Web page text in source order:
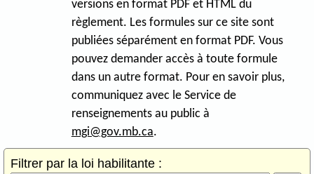
versions en format PDF et HTML du
règlement. Les formules sur ce site sont
publiées séparément en format PDF. Vous
pouvez demander accès à toute formule
dans un autre format. Pour en savoir plus,
communiquez avec le Service de
renseignements au public à
mgi@gov.mb.ca.
Filtrer par la loi habilitante :